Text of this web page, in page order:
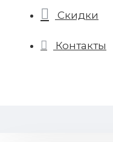
Скидки
Контакты